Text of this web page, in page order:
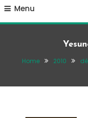
Menu
Home 2010